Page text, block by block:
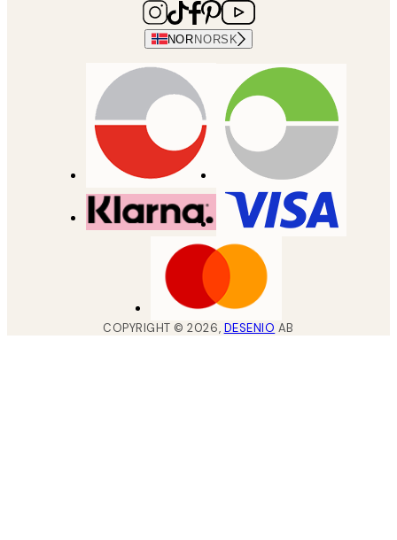
NOR NORSK
COPYRIGHT ©2026, DESENIO AB